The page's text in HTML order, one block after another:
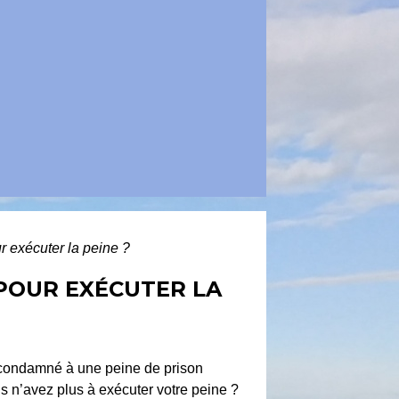
exécuter la peine ?
EXÉCUTER LA
à une peine de prison
n’avez plus à exécuter votre peine ?